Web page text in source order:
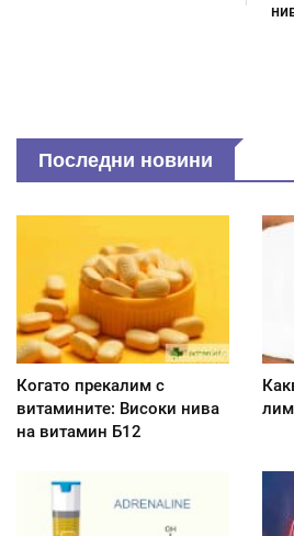
Последни новини
Когато прекалим с
витамините: Високи нива
на витамин Б12